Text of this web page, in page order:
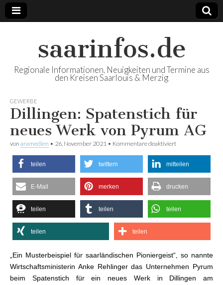
saarinfos.de
Regionale Informationen, Neuigkeiten und Termine aus
den Kreisen Saarlouis & Merzig
GEWERBE
Dillingen: Spatenstich für
neues Werk von Pyrum AG
von aramedien • 26. November 2021 • Kommentare deaktiviert
Pyrum AG
teilen twittern mitteilen
E-Mail merken drucken
teilen teilen teilen
teilen teilen
„Ein Musterbeispiel für saarländischen Pioniergeist“, so nannte
Wirtschaftsministerin Anke Rehlinger das Unternehmen Pyrum
beim Spatenstich für ein neues Werk in Dillingen am